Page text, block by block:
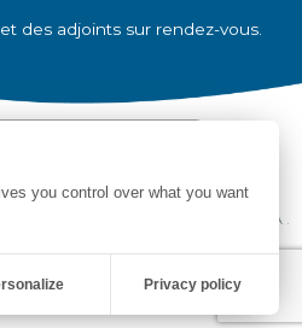
des adjoints sur rendez-vous.
Déclaration de conformité RGAA
you control over what you want
Privacy policy